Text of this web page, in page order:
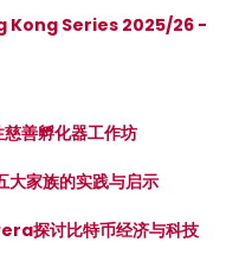
Kong Series 2025/26 -
善孵化器工作坊
大家族的实践与启示
探讨比特币经济与科技